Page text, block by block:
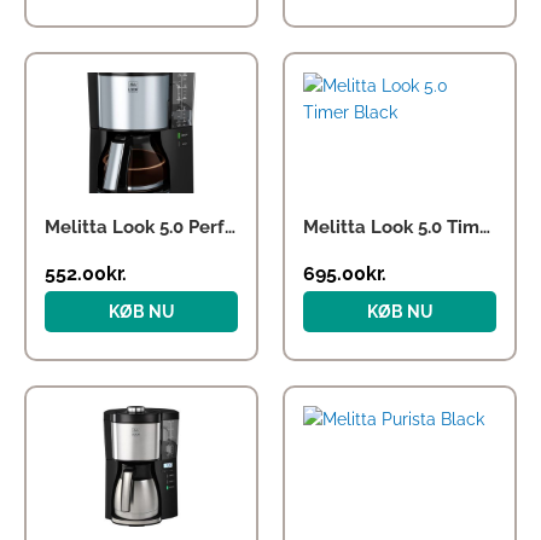
Melitta Look 5.0 Perfection Black
552.00kr.
KØB NU
Melitta Look 5.0 Timer Black
695.00kr.
KØB NU